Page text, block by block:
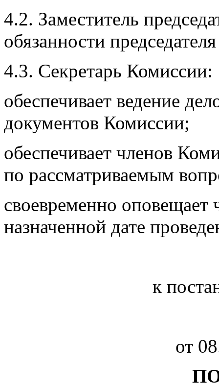
4.2. Заместитель
обязанности
4.3. Секретарь Комиссии:
обеспечивает ведение
документов Комиссии;
обеспечивает членов
по рассматриваемым
своевременно оповещает
назначенной дате
к
от